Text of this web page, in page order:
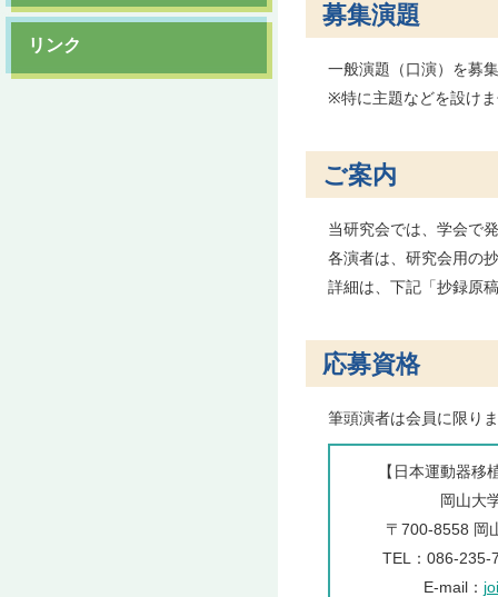
リンク
募集演題
一般演題（口演）を募
※特に主題などを設け
ご案内
当研究会では、学会で
各演者は、研究会用の
詳細は、下記「抄録原
応募資格
筆頭演者は会員に限り
【日本運動器移
岡山大
〒700-8558 岡
TEL：086-235-
E-mail：